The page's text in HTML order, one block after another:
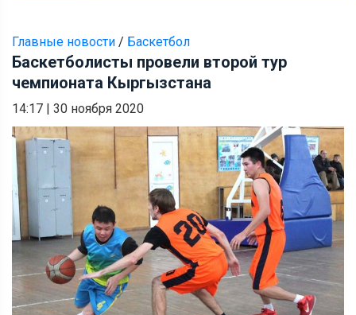
Главные новости / Баскетбол
Баскетболисты провели второй тур
чемпионата Кыргызстана
14:17 | 30 ноября 2020